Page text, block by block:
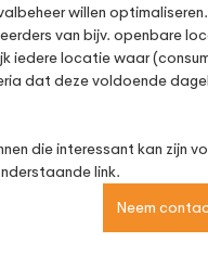
willen
van bijv. openbare
iedere locatie waar
dat deze voldoende
die interessant kan zijn
link.
Neem